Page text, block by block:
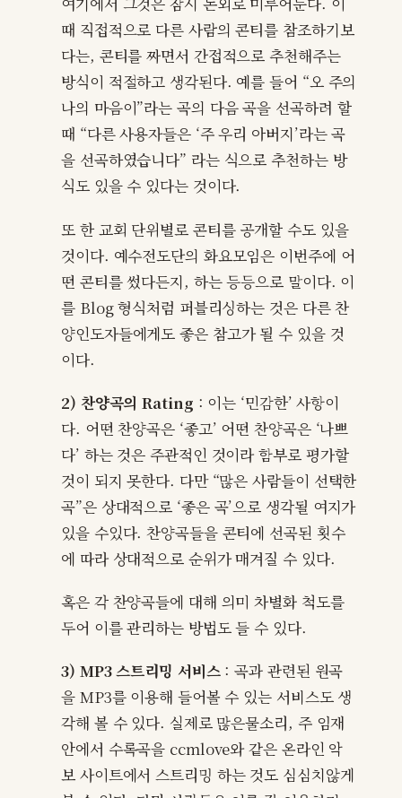
때 직접적으로 다른 사람의 콘티를 참조하기보
다는, 콘티를 짜면서 간접적으로 추천해주는
방식이 적절하고 생각된다. 예를 들어 “오 주의
나의 마음이”라는 곡의 다음 곡을 선곡하려 할
때 “다른 사용자들은 ‘주 우리 아버지’라는 곡
을 선곡하였습니다” 라는 식으로 추천하는 방
식도 있을 수 있다는 것이다.
또 한 교회 단위별로 콘티를 공개할 수도 있을
것이다. 예수전도단의 화요모임은 이번주에 어
떤 콘티를 썼다든지, 하는 등등으로 말이다. 이
를 Blog 형식처럼 퍼블리싱하는 것은 다른 찬
양인도자들에게도 좋은 참고가 될 수 있을 것
이다.
2) 찬양곡의 Rating : 이는 ‘민감한’ 사항이
다. 어떤 찬양곡은 ‘좋고’ 어떤 찬양곡은 ‘나쁘
다’ 하는 것은 주관적인 것이라 함부로 평가할
것이 되지 못한다. 다만 “많은 사람들이 선택한
곡”은 상대적으로 ‘좋은 곡’으로 생각될 여지가
있을 수있다. 찬양곡들을 콘티에 선곡된 횟수
에 따라 상대적으로 순위가 매겨질 수 있다.
혹은 각 찬양곡들에 대해 의미 차별화 척도를
두어 이를 관리하는 방법도 들 수 있다.
3) MP3 스트리밍 서비스: 곡과 관련된 원곡
을 MP3를 이용해 들어볼 수 있는 서비스도 생
각해 볼 수 있다. 실제로 많은물소리, 주 임재
안에서 수록곡을 ccmlove와 같은 온라인 악
보 사이트에서 스트리밍 하는 것도 심심치않게